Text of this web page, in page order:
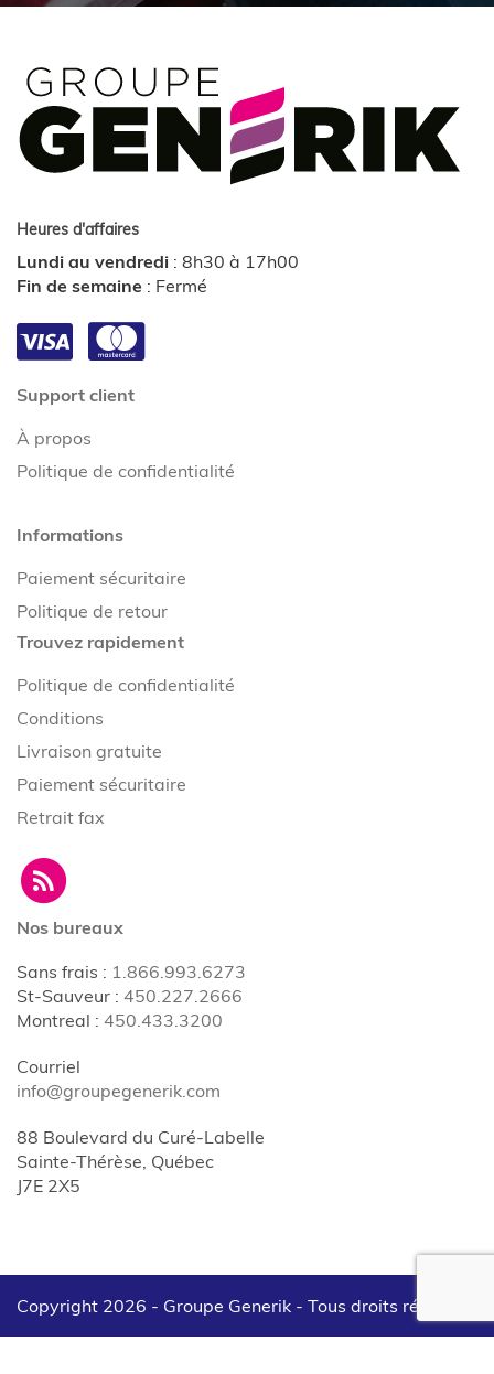
Heures d'affaires
Lundi au vendredi : 8h30 à 17h00
Fin de semaine : Fermé
Support client
À propos
Politique de confidentialité
Informations
Paiement sécuritaire
Politique de retour
Trouvez rapidement
Politique de confidentialité
Conditions
Livraison gratuite
Paiement sécuritaire
Retrait fax
Nos bureaux
Sans frais : 1.866.993.6273
St-Sauveur : 450.227.2666
Montreal : 450.433.3200
Courriel
info@groupegenerik.com
88 Boulevard du Curé-Labelle
Sainte-Thérèse, Québec
J7E 2X5
Copyright 2026 - Groupe Generik - Tous droits réservés